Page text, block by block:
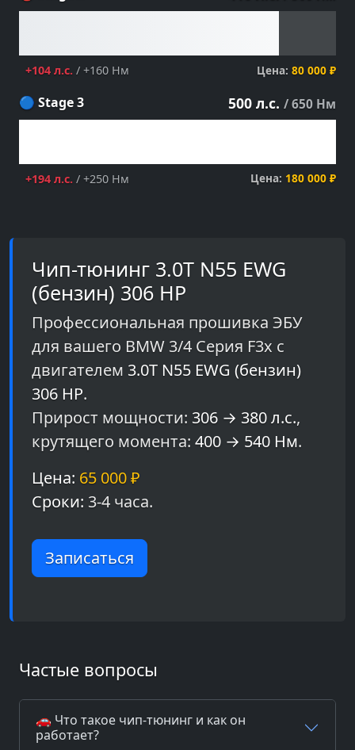
+104 л.с. / +160 Нм Цена: 80 000 ₽
🔵 Stage 3 500 л.с. / 650 Нм
+194 л.с. / +250 Нм Цена: 180 000 ₽
Чип-тюнинг 3.0T N55 EWG
(бензин) 306 HP
Профессиональная прошивка ЭБУ
для вашего BMW 3/4 Серия F3x с
двигателем 3.0T N55 EWG (бензин)
306 HP.
Прирост мощности: 306 → 380 л.с.,
крутящего момента: 400 → 540 Нм.
Цена: 65 000 ₽
Сроки: 3-4 часа.
Записаться
Частые вопросы
🚗 Что такое чип-тюнинг и как он
работает?